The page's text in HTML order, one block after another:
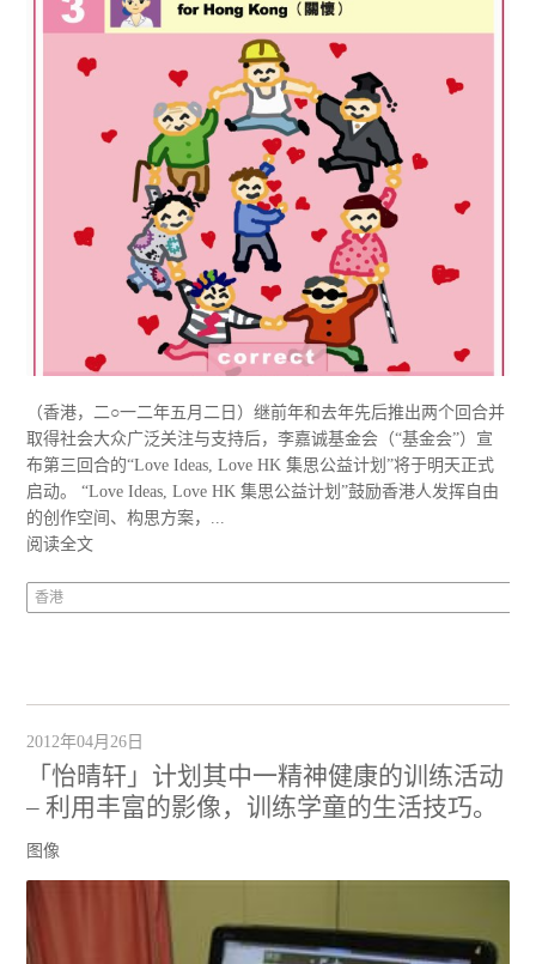
（香港，二○一二年五月二日）继前年和去年先后推出两个回合并
取得社会大众广泛关注与支持后，李嘉诚基金会（“基金会”）宣
布第三回合的“Love Ideas, Love HK 集思公益计划”将于明天正式
启动。 “Love Ideas, Love HK 集思公益计划”鼓励香港人发挥自由
的创作空间、构思方案，...
阅读全文
香港
2012年04月26日
「怡晴轩」计划其中一精神健康的训练活动
– 利用丰富的影像，训练学童的生活技巧。
图像